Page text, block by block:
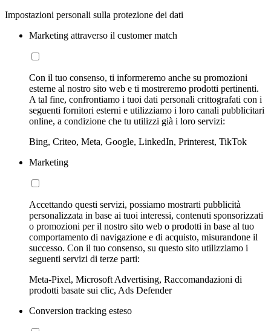
Impostazioni personali sulla protezione dei dati
Marketing attraverso il customer match
Con il tuo consenso, ti informeremo anche su promozioni
esterne al nostro sito web e ti mostreremo prodotti pertinenti.
A tal fine, confrontiamo i tuoi dati personali crittografati con i
seguenti fornitori esterni e utilizziamo i loro canali pubblicitari
online, a condizione che tu utilizzi già i loro servizi:
Bing, Criteo, Meta, Google, LinkedIn, Printerest, TikTok
Marketing
Accettando questi servizi, possiamo mostrarti pubblicità
personalizzata in base ai tuoi interessi, contenuti sponsorizzati
o promozioni per il nostro sito web o prodotti in base al tuo
comportamento di navigazione e di acquisto, misurandone il
successo. Con il tuo consenso, su questo sito utilizziamo i
seguenti servizi di terze parti:
Meta-Pixel, Microsoft Advertising, Raccomandazioni di
prodotti basate sui clic, Ads Defender
Conversion tracking esteso